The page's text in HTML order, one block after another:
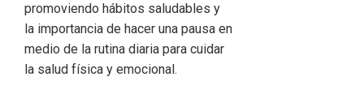
promoviendo hábitos saludables y
la importancia de hacer una pausa en
medio de la rutina diaria para cuidar
la salud física y emocional.